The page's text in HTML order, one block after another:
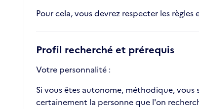
Pour cela, vous devrez respecter les
Profil recherché et prérequis
Votre personnalité :
Si vous êtes autonome, méthodique,
certainement la personne que l'on